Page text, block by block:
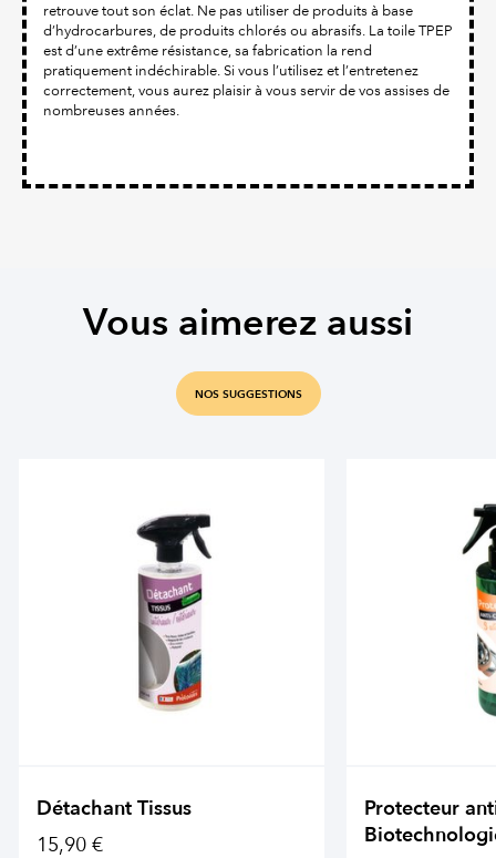
retrouve tout son éclat. Ne pas utiliser de produits à base
d’hydrocarbures, de produits chlorés ou abrasifs. La toile TPEP
est d’une extrême résistance, sa fabrication la rend
pratiquement indéchirable. Si vous l’utilisez et l’entretenez
correctement, vous aurez plaisir à vous servir de vos assises de
nombreuses années.
Vous aimerez aussi
NOS SUGGESTIONS
Détachant Tissus
15,90 €
Protecteur